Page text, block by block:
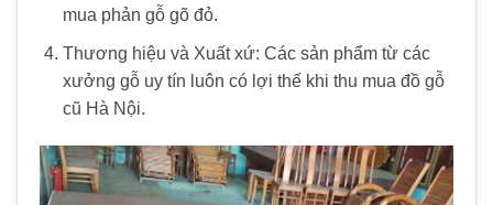
mua phản gỗ gõ đỏ.
Thương hiệu và Xuất xứ: Các sản phẩm từ các
xưởng gỗ uy tín luôn có lợi thế khi thu mua đồ gỗ
cũ Hà Nội.